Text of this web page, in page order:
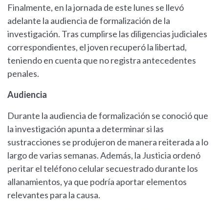
Finalmente, en la jornada de este lunes se llevó
adelante la audiencia de formalización de la
investigación. Tras cumplirse las diligencias judiciales
correspondientes, el joven recuperó la libertad,
teniendo en cuenta que no registra antecedentes
penales.
Audiencia
Durante la audiencia de formalización se conoció que
la investigación apunta a determinar si las
sustracciones se produjeron de manera reiterada a lo
largo de varias semanas. Además, la Justicia ordenó
peritar el teléfono celular secuestrado durante los
allanamientos, ya que podría aportar elementos
relevantes para la causa.